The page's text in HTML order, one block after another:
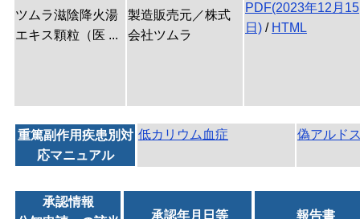
ツムラ滋陰降火湯
エキス顆粒（医 ...
製造販売元／株式
会社ツムラ
PDF(2023年12月15
日) / HTML
重篤副作用疾患別対
応マニュアル
低カリウム血症 偽アルド
承認情報
承認年月日等 報告書